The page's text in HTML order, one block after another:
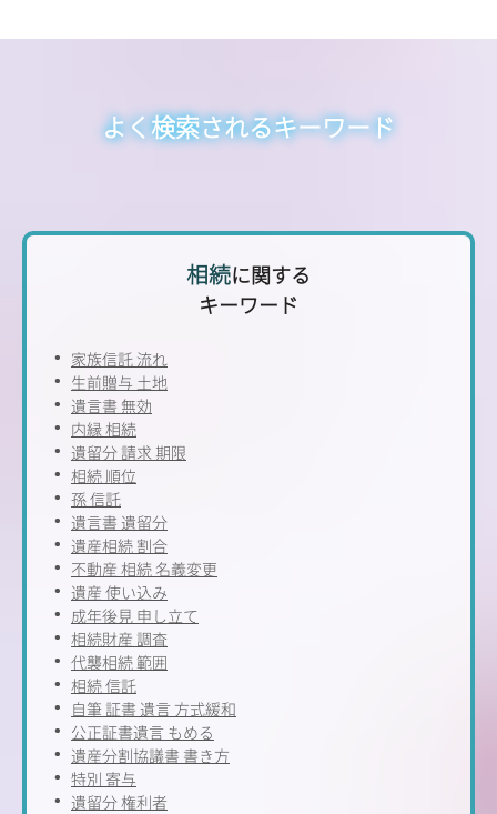
よく検索されるキーワード
相続に関する
キーワード
家族信託 流れ
生前贈与 土地
遺言書 無効
内縁 相続
遺留分 請求 期限
相続 順位
孫 信託
遺言書 遺留分
遺産相続 割合
不動産 相続 名義変更
遺産 使い込み
成年後見 申し立て
相続財産 調査
代襲相続 範囲
相続 信託
自筆 証書 遺言 方式緩和
公正証書遺言 もめる
遺産分割協議書 書き方
特別 寄与
遺留分 権利者